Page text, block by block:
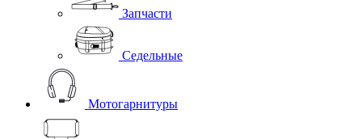
Запчасти
Седельные
Мотогарнитуры